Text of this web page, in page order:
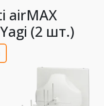
airMAX
(2 шт.)